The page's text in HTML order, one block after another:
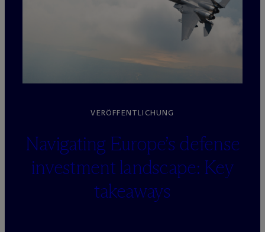
VERÖFFENTLICHUNG
Navigating Europe’s defense
investment landscape: Key
takeaways